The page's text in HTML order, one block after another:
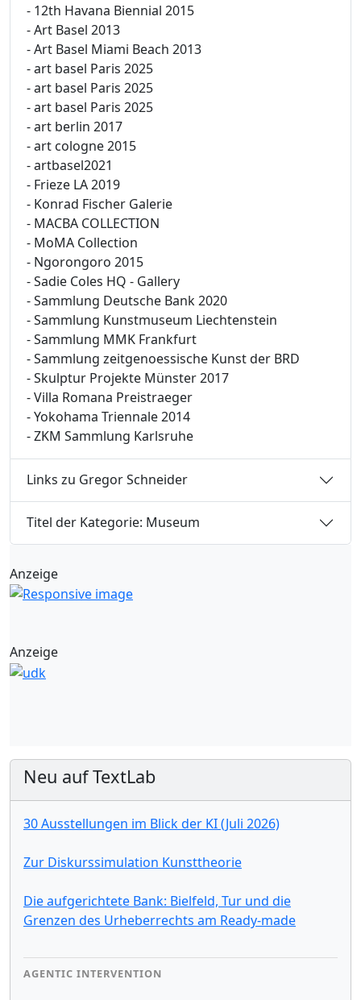
- 12th Havana Biennial 2015
- Art Basel 2013
- Art Basel Miami Beach 2013
- art basel Paris 2025
- art basel Paris 2025
- art basel Paris 2025
- art berlin 2017
- art cologne 2015
- artbasel2021
- Frieze LA 2019
- Konrad Fischer Galerie
- MACBA COLLECTION
- MoMA Collection
- Ngorongoro 2015
- Sadie Coles HQ - Gallery
- Sammlung Deutsche Bank 2020
- Sammlung Kunstmuseum Liechtenstein
- Sammlung MMK Frankfurt
- Sammlung zeitgenoessische Kunst der BRD
- Skulptur Projekte Münster 2017
- Villa Romana Preistraeger
- Yokohama Triennale 2014
- ZKM Sammlung Karlsruhe
Links zu Gregor Schneider
Titel der Kategorie: Museum
Anzeige
Anzeige
Neu auf TextLab
30 Ausstellungen im Blick der KI (Juli 2026)
Zur Diskurssimulation Kunsttheorie
Die aufgerichtete Bank: Bielfeld, Tur und die
Grenzen des Urheberrechts am Ready-made
AGENTIC INTERVENTION